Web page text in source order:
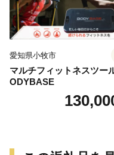
愛知県小牧市
マルチフィットネスツー
ODYBASE